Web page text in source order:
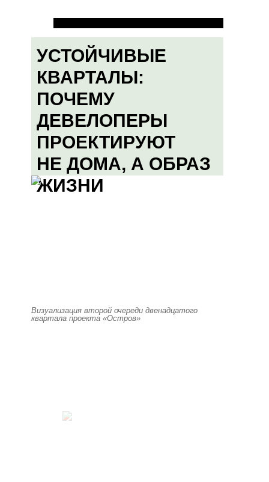
УСТОЙЧИВЫЕ
КВАРТАЛЫ:
ПОЧЕМУ
ДЕВЕЛОПЕРЫ
ПРОЕКТИРУЮТ
НЕ ДОМА, А ОБРАЗ
ЖИЗНИ
Визуализация второй очереди двенадцатого
квартала проекта «Остров»